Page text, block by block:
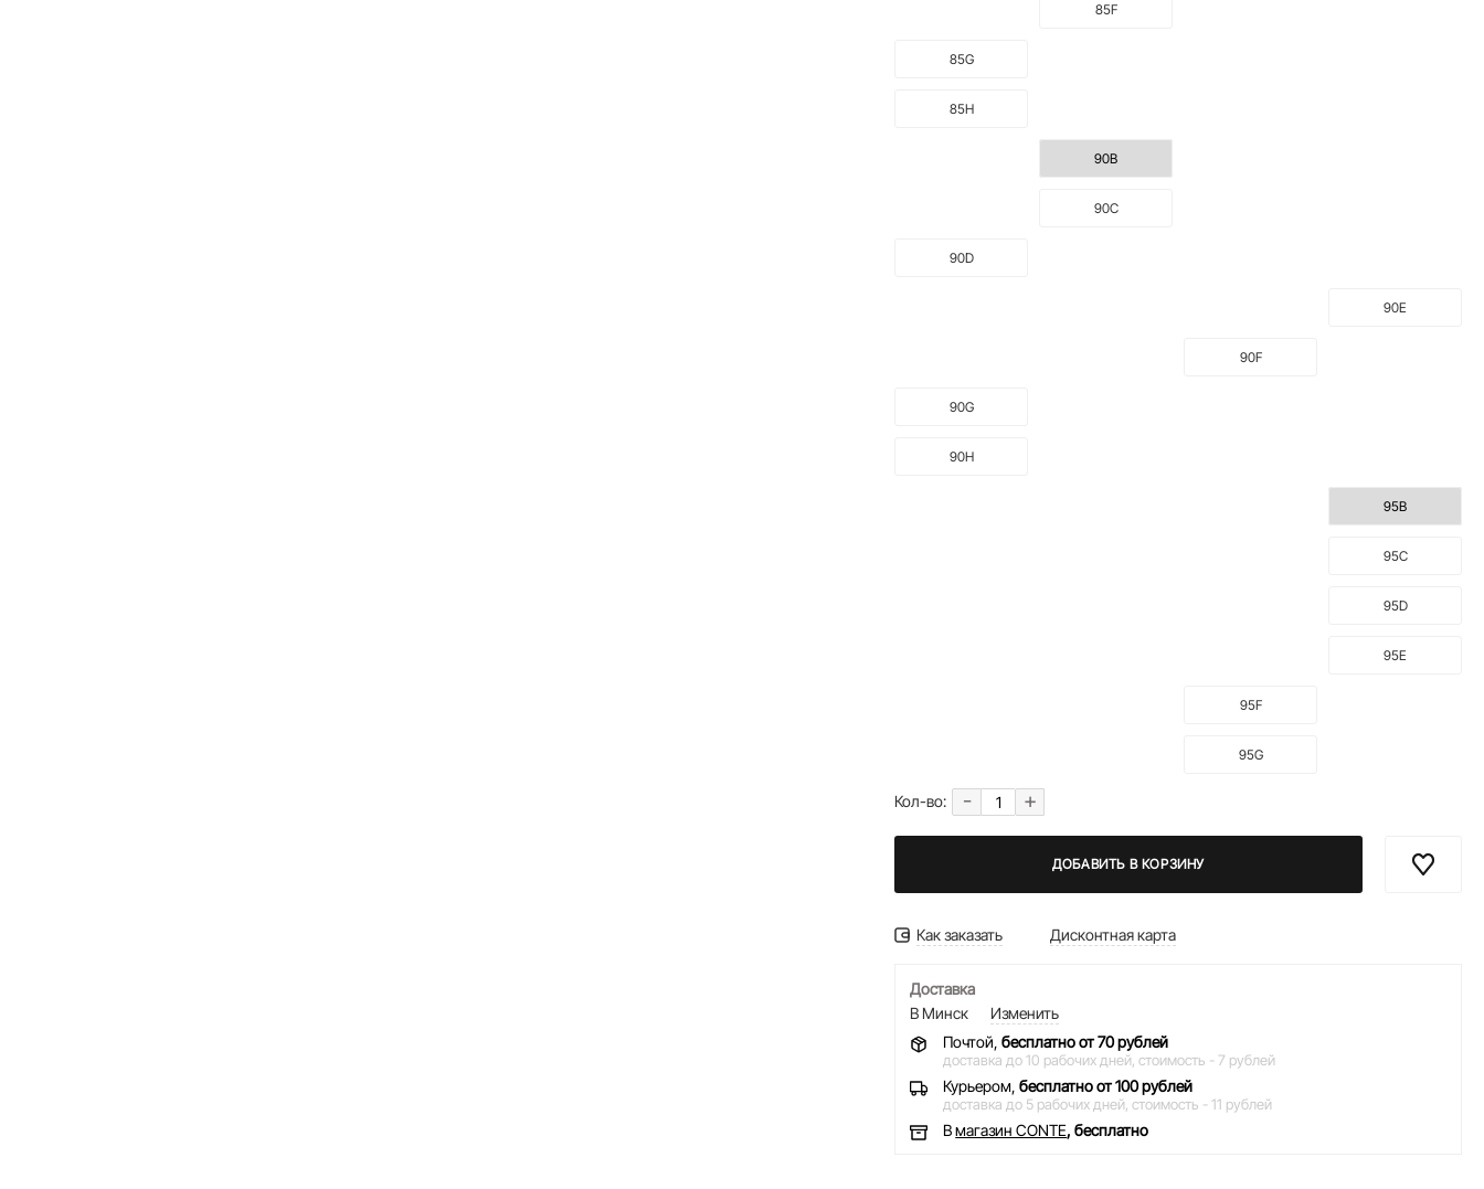
85F
85G
85H
90B
90C
90D
90E
90F
90G
90H
95B
95C
95D
95E
95F
95G
Кол-во: - +
ДОБАВИТЬ В КОРЗИНУ
Как заказать Дисконтная карта
Доставка
В Минск
Изменить
Почтой,бесплатно от 70 рублей
доставка до 10 рабочих дней, стоимость - 7 рублей
Курьером,бесплатно от 100 рублей
доставка до 5 рабочих дней, стоимость - 11 рублей
Вмагазин CONTE, бесплатно